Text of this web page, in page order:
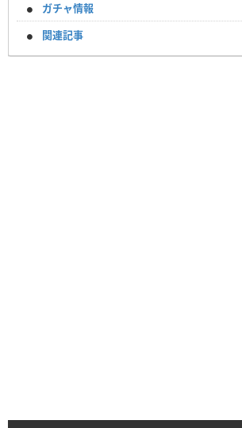
ガチャ情報
関連記事